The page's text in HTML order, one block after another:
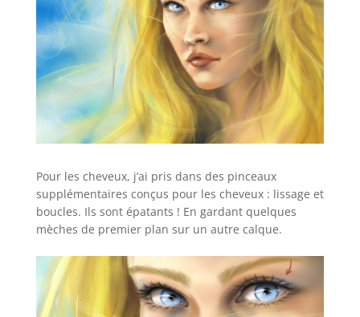
Pour les cheveux, j’ai pris dans des pinceaux
supplémentaires conçus pour les cheveux : lissage et
boucles. Ils sont épatants ! En gardant quelques
mèches de premier plan sur un autre calque.